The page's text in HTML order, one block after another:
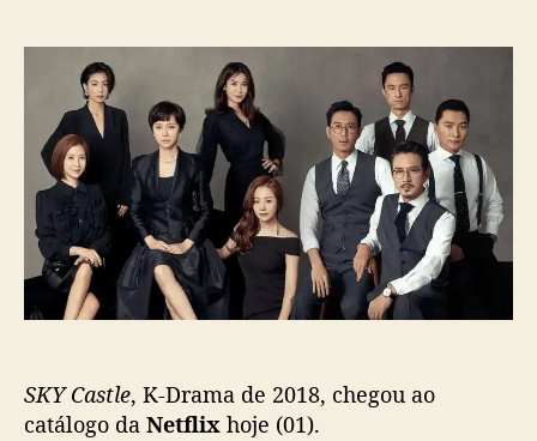
r
o
s
t
d
c
a
ç
ã
-
D
a
m
a
‘
S
K
Y
C
t
SKY Castle, K-Drama de 2018, chegou ao
catálogo da Netflix hoje (01).